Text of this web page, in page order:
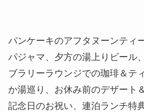
パンケーキのアフタヌーンティ
パジャマ、夕方の湯上りビール
ブラリーラウンジでの珈琲＆テ
か湯巡り、お休み前のデザート
記念日のお祝い、連泊ランチ特